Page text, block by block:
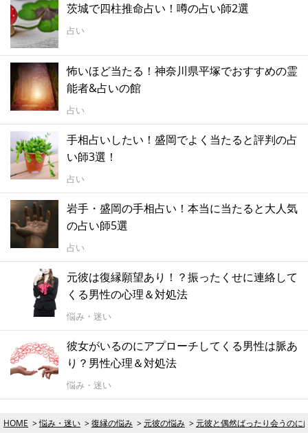
茨城で四柱推命占い！噂の占い師2選
占い
怖いほど当たる！神奈川県平塚でおすすめの霊
能者&占いの館
占い
手相占いしたい！盛岡でよく当たると評判の占
い師3選！
占い
岩手・盛岡の手相占い！本当に当たると大人気
の占い師5選
占い
元彼は復縁願望あり！？振ったくせに連絡して
くる男性の心理＆対処法
悩み・迷い
彼女がいるのにアプローチしてくる男性は脈あ
り？男性心理＆対処法
悩み・迷い
HOME 悩み・迷い 復縁の悩み 元彼の悩み 元彼と偶然ばったり会うのに